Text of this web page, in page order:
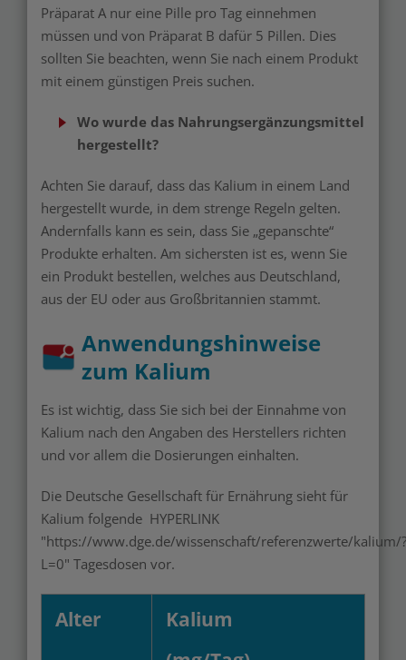
Präparat A nur eine Pille pro Tag einnehmen
müssen und von Präparat B dafür 5 Pillen. Dies
sollten Sie beachten, wenn Sie nach einem Produkt
mit einem günstigen Preis suchen.
Wo wurde das Nahrungsergänzungsmittel
hergestellt?
Achten Sie darauf, dass das Kalium in einem Land
hergestellt wurde, in dem strenge Regeln gelten.
Andernfalls kann es sein, dass Sie „gepanschte“
Produkte erhalten. Am sichersten ist es, wenn Sie
ein Produkt bestellen, welches aus Deutschland,
aus der EU oder aus Großbritannien stammt.
Anwendungshinweise
zum Kalium
Es ist wichtig, dass Sie sich bei der Einnahme von
Kalium nach den Angaben des Herstellers richten
und vor allem die Dosierungen einhalten.
Die Deutsche Gesellschaft für Ernährung sieht für
Kalium folgende HYPERLINK
"https://www.dge.de/wissenschaft/referenzwerte/kalium/?
L=0" Tagesdosen vor.
Alter
Kalium